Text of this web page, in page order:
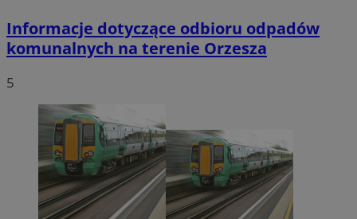
Informacje dotyczące odbioru odpadów
komunalnych na terenie Orzesza
5